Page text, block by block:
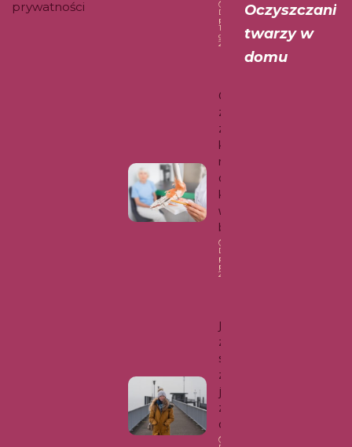
prywatności
Data
publikacji:
17
grudnia,
2025
Dom
Osteoporo
za – cichy
złodziej
kości. Jak
rozpoznać
objawy i
kiedy
wykonać
badanie?
Data
publikacji: 16
października,
2025
Jak warto
zadbać o
swoje
zdrowie w
jesienno-
zimowym
okresie?
Oczyszczanie
twarzy w
domu